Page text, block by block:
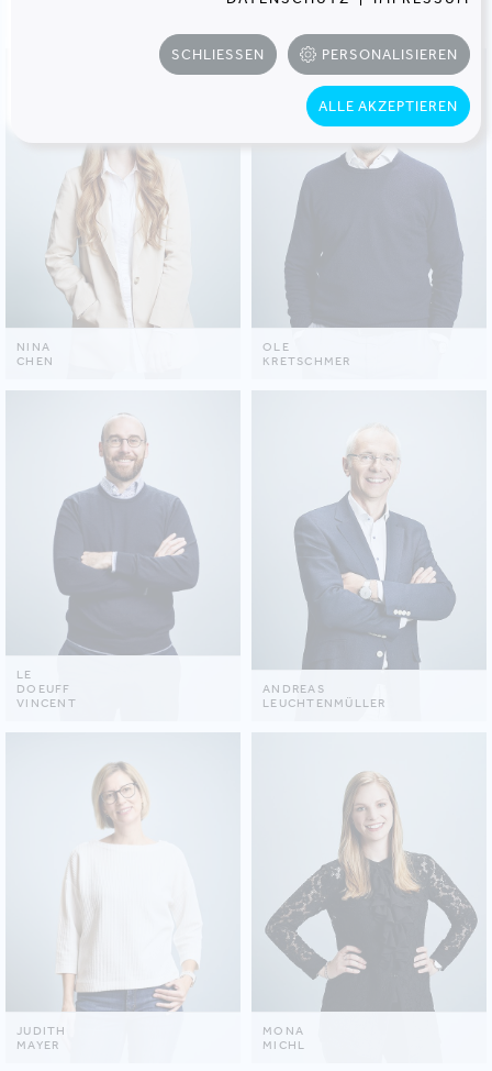
KAROLINE
NINA
CHEN
OLE
KRETSCHMER
LE
DOEUFF
VINCENT
ANDREAS
LEUCHTENMÜLLER
JUDITH
MAYER
MONA
MICHL
SCHLIESSEN PERSONALISIEREN
ALLE AKZEPTIEREN